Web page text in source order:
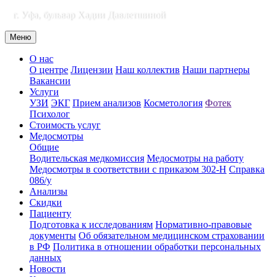
г. Уфа, бульвар Хадии Давлетшиной
Меню
О нас
О центре Лицензии Наш коллектив Наши партнеры
Вакансии
Услуги
УЗИ ЭКГ Прием анализов Косметология Фотек
Психолог
Стоимость услуг
Медосмотры
Общие
Водительская медкомиссия Медосмотры на работу
Медосмотры в соответствии с приказом 302-Н Справка
086/у
Анализы
Скидки
Пациенту
Подготовка к исследованиям Нормативно-правовые
документы Об обязательном медицинском страховании
в РФ Политика в отношении обработки персональных
данных
Новости